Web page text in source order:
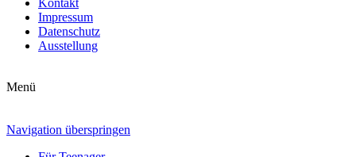
Kontakt
Impressum
Datenschutz
Ausstellung
Menü
Navigation überspringen